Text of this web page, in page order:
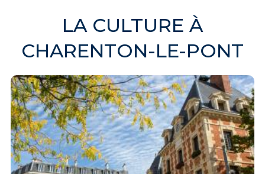
LA CULTURE À
CHARENTON-LE-PONT